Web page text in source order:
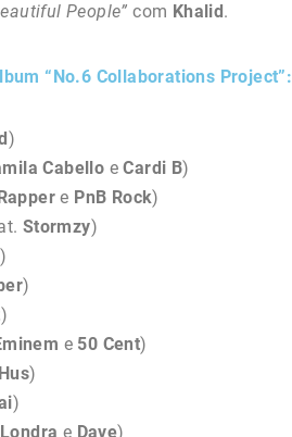
People”com Khalid.
“No.6 Collaborations Project”:
)
Cabello eCardi B)
e PnB Rock)
Stormzy)
)
)
)
e 50 Cent)
)
)
Londra e Dave)